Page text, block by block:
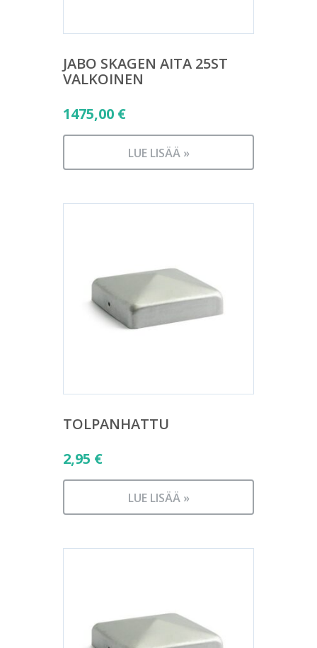
JABO SKAGEN AITA 25ST
VALKOINEN
1475,00 €
LUE LISÄÄ »
TOLPANHATTU
2,95 €
LUE LISÄÄ »